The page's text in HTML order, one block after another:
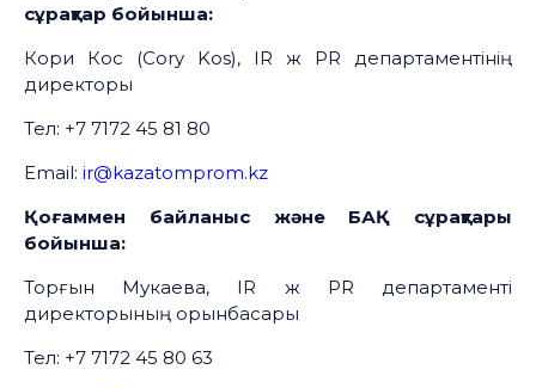
сұрақтар бойынша:
Кори Кос (Cory Kos), IR ж PR департаментінің
директоры
Тел: +7 7172 45 81 80
Email: ir@kazatomprom.kz
Қоғаммен байланыс және БАҚ сұрақтары
бойынша:
Торғын Мукаева, IR ж PR департаменті
директорының орынбасары
Тел: +7 7172 45 80 63